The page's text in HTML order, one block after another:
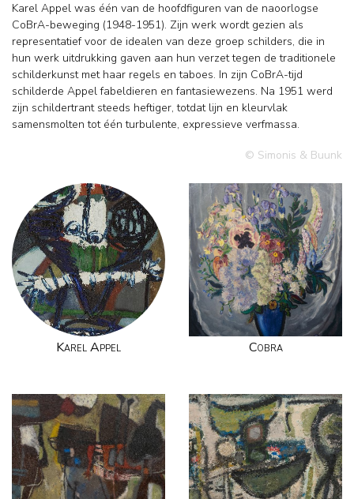
Karel Appel was één van de hoofdfiguren van de naoorlogse
CoBrA-beweging (1948-1951). Zijn werk wordt gezien als
representatief voor de idealen van deze groep schilders, die in
hun werk uitdrukking gaven aan hun verzet tegen de traditionele
schilderkunst met haar regels en taboes. In zijn CoBrA-tijd
schilderde Appel fabeldieren en fantasiewezens. Na 1951 werd
zijn schildertrant steeds heftiger, totdat lijn en kleurvlak
samensmolten tot één turbulente, expressieve verfmassa.
© Simonis & Buunk
Karel Appel Cobra